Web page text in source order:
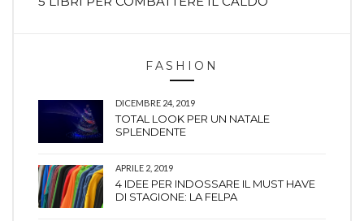
FASHION
DICEMBRE 24, 2019
TOTAL LOOK PER UN NATALE
SPLENDENTE
APRILE 2, 2019
4 IDEE PER INDOSSARE IL MUST HAVE
DI STAGIONE: LA FELPA